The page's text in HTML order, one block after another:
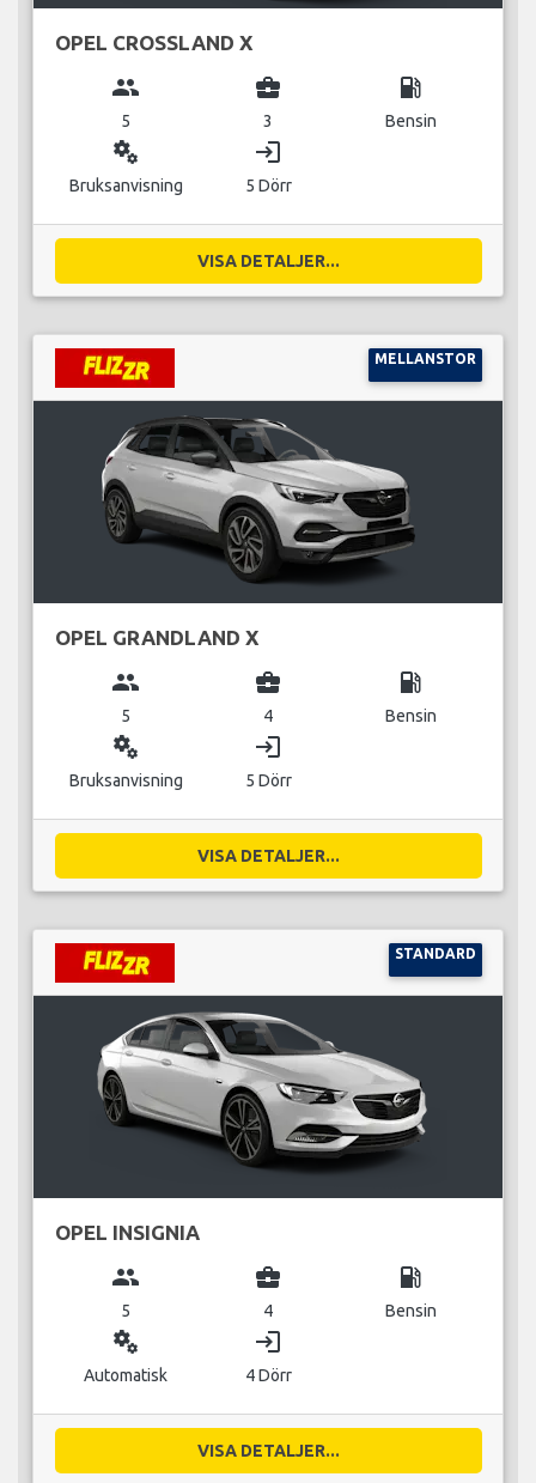
OPEL CROSSLAND X
group
5
business_center
3
local_gas_station
Bensin
miscellaneous_services
Bruksanvisning
login
5 Dörr
VISA DETALJER...
MELLANSTOR
OPEL GRANDLAND X
group
5
business_center
4
local_gas_station
Bensin
miscellaneous_services
Bruksanvisning
login
5 Dörr
VISA DETALJER...
STANDARD
OPEL INSIGNIA
group
5
business_center
4
local_gas_station
Bensin
miscellaneous_services
Automatisk
login
4 Dörr
VISA DETALJER...